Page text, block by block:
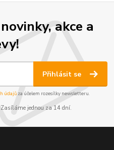
akce a
Přihlásit se
údajůza účelem rozesílky newsletteru.
jednou za 14 dní.